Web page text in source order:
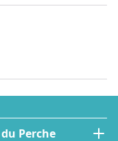
Perche